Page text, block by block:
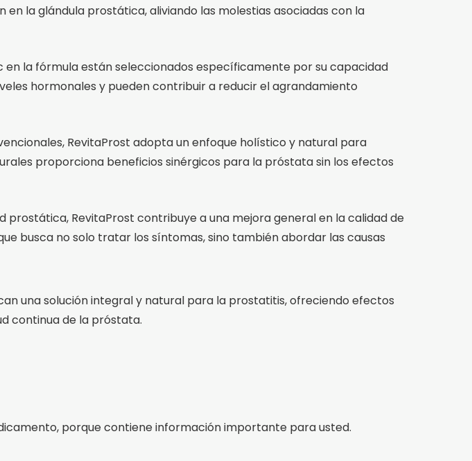
la glándula prostática, aliviando las molestias asociadas con la
en la fórmula están seleccionados específicamente por su capacidad
hormonales y pueden contribuir a reducir el agrandamiento
RevitaProst adopta un enfoque holístico y natural para
proporciona beneficios sinérgicos para la próstata sin los efectos
prostática, RevitaProst contribuye a una mejora general en la calidad de
busca no solo tratar los síntomas, sino también abordar las causas
una solución integral y natural para la prostatitis, ofreciendo efectos
continua de la próstata.
porque contiene información importante para usted.